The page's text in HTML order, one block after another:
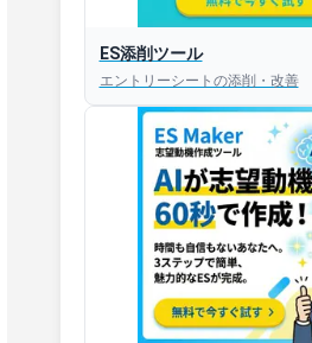
ES添削ツール
エントリーシートの添削・改善